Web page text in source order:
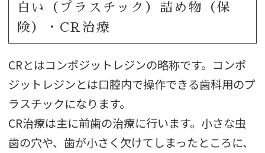
白い（プラスチック）詰め物（保
険）・CR治療
CRとはコンポジットレジンの略称です。コンポ
ジットレジンとは口腔内で操作できる歯科用のプ
ラスチックになります。
CR治療は主に前歯の治療に行います。小さな虫
歯の穴や、歯が小さく欠けてしまったところに、